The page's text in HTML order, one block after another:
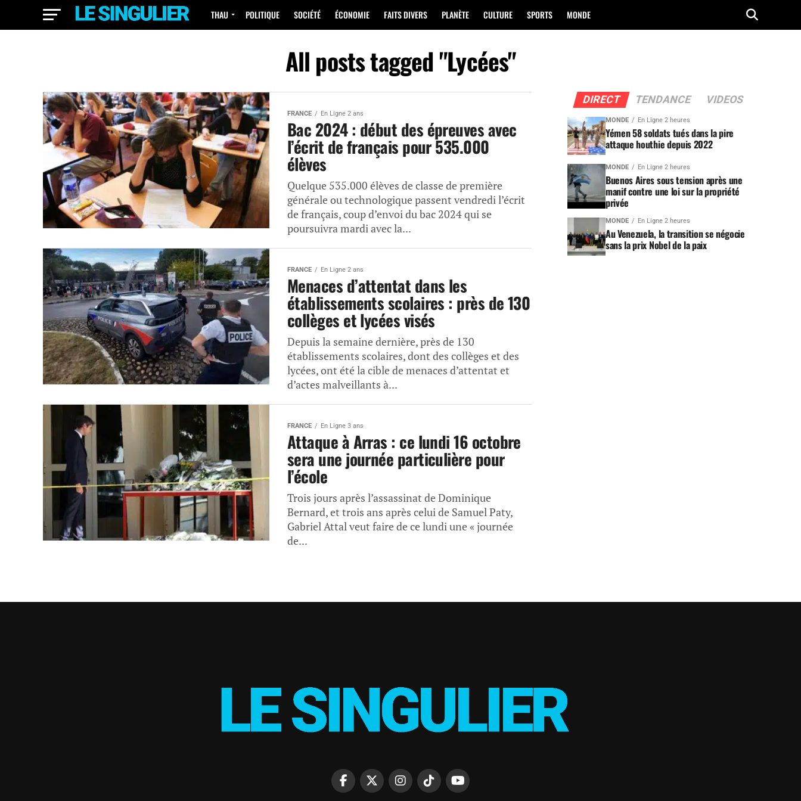
THAU POLITIQUE SOCIÉTÉ ÉCONOMIE FAITS DIVERS PLANÈTE CULTURE SPORTS MONDE
All posts tagged "Lycées"
FRANCE En Ligne 2 ans
Bac 2024 : début des épreuves avec
l’écrit de français pour 535.000
élèves
Quelque 535.000 élèves de classe de première
générale ou technologique passent vendredi l’écrit
de français, coup d’envoi du bac 2024 qui se
poursuivra mardi avec la...
FRANCE En Ligne 2 ans
Menaces d’attentat dans les
établissements scolaires : près de 130
collèges et lycées visés
Depuis la semaine dernière, près de 130
établissements scolaires, dont des collèges et des
lycées, ont été la cible de menaces d’attentat et
d’actes malveillants à...
FRANCE En Ligne 3 ans
Attaque à Arras : ce lundi 16 octobre
sera une journée particulière pour
l’école
Trois jours après l’assassinat de Dominique
Bernard, et trois ans après celui de Samuel Paty,
Gabriel Attal veut faire de ce lundi une « journée
de...
DIRECT TENDANCE VIDEOS
MONDE En Ligne 2 heures
Yémen 58 soldats tués dans la pire
attaque houthie depuis 2022
MONDE En Ligne 2 heures
Buenos Aires sous tension après une
manif contre une loi sur la propriété
privée
MONDE En Ligne 2 heures
Au Venezuela, la transition se négocie
sans la prix Nobel de la paix